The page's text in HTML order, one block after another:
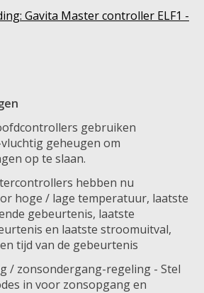
Gavita Master controller ELF1 -
gebruiken
geheugen om
op te slaan.
hebben nu
hoge / lage temperatuur, laatste
gebeurtenis, laatste
en laatste stroomuitval,
tijd van de gebeurtenis
/ zonsondergang-regeling - Stel
in voor zonsopgang en